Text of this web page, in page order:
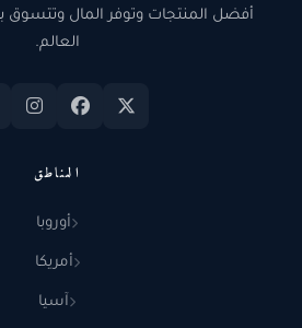
أفضل المنتجات وتوفر المال وتتسوق
العالم.
المناطق
أوروبا
أمريكا
آسيا